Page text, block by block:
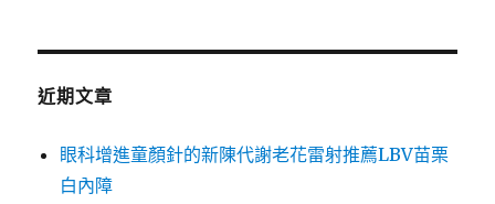
鍵
近期文章
眼科增進童顏針的新陳代謝老花雷射推薦LBV苗栗
白內障